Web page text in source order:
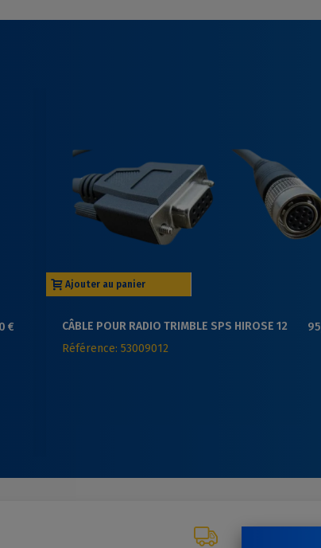
€
Ajouter au panier
CÂBLE POUR RADIO TRIMBLE SPS HIROSE 12
BROCHES - DB9 (F)
Référence: 53009012